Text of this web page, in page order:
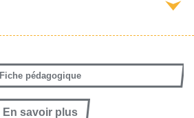
Fiche pédagogique
En savoir plus